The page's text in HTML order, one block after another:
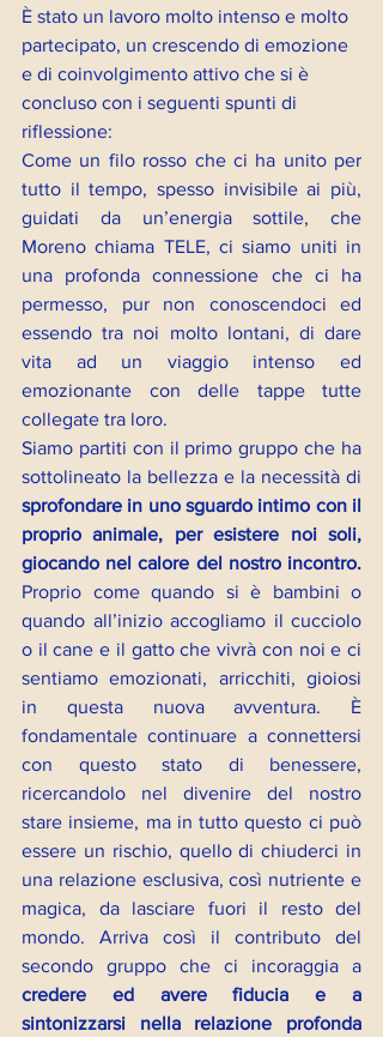
È stato un lavoro molto intenso e molto
partecipato, un crescendo di emozione
e di coinvolgimento attivo che si è
concluso con i seguenti spunti di
riflessione:
Come un filo rosso che ci ha unito per
tutto il tempo, spesso invisibile ai più,
guidati da un’energia sottile, che
Moreno chiama TELE, ci siamo uniti in
una profonda connessione che ci ha
permesso, pur non conoscendoci ed
essendo tra noi molto lontani, di dare
vita ad un viaggio intenso ed
emozionante con delle tappe tutte
collegate tra loro.
Siamo partiti con il primo gruppo che ha
sprofondare in uno sguardo intimo con il
proprio animale, per esistere noi soli,
giocando nel calore del nostro incontro.
Proprio come quando si è bambini o
quando all’inizio accogliamo il cucciolo
o il cane e il gatto che vivrà con noi e ci
sentiamo emozionati, arricchiti, gioiosi
in questa nuova avventura. È
fondamentale continuare a connettersi
con questo stato di benessere,
ricercandolo nel divenire del nostro
stare insieme, ma in tutto questo ci può
essere un rischio, quello di chiuderci in
una relazione esclusiva, così nutriente e
magica, da lasciare fuori il resto del
mondo. Arriva così il contributo del
credere ed avere fiducia e a
sintonizzarsi nella relazione profonda